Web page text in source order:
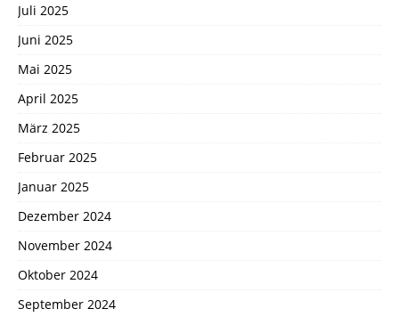
Juli 2025
Juni 2025
Mai 2025
April 2025
März 2025
Februar 2025
Januar 2025
Dezember 2024
November 2024
Oktober 2024
September 2024